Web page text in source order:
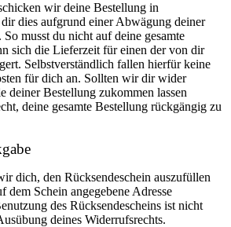
wir deine Bestellung in
dies aufgrund einer Abwägung deiner
So musst du nicht auf deine gesamte
sich die Lieferzeit für einen der von dir
Selbstverständlich fallen hierfür keine
für dich an. Sollten wir dir wider
deiner Bestellung zukommen lassen
deine gesamte Bestellung rückgängig zu
dich, den Rücksendeschein auszufüllen
dem Schein angegebene Adresse
des Rücksendescheins ist nicht
deines Widerrufsrechts.